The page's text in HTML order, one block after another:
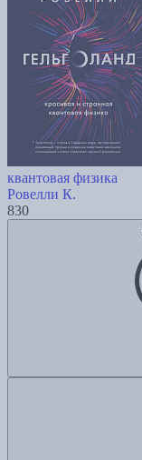
квантовая физика
Ровелли К.
830